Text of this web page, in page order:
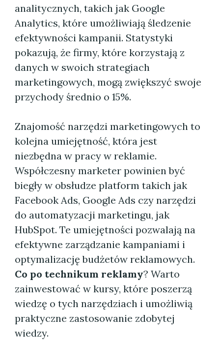
analitycznych, takich jak Google
Analytics, które umożliwiają śledzenie
efektywności kampanii. Statystyki
pokazują, że firmy, które korzystają z
danych w swoich strategiach
marketingowych, mogą zwiększyć swoje
przychody średnio o 15%.
Znajomość narzędzi marketingowych to
kolejna umiejętność, która jest
niezbędna w pracy w reklamie.
Współczesny marketer powinien być
biegły w obsłudze platform takich jak
Facebook Ads, Google Ads czy narzędzi
do automatyzacji marketingu, jak
HubSpot. Te umiejętności pozwalają na
efektywne zarządzanie kampaniami i
optymalizację budżetów reklamowych.
Co po technikum reklamy? Warto
zainwestować w kursy, które poszerzą
wiedzę o tych narzędziach i umożliwią
praktyczne zastosowanie zdobytej
wiedzy.